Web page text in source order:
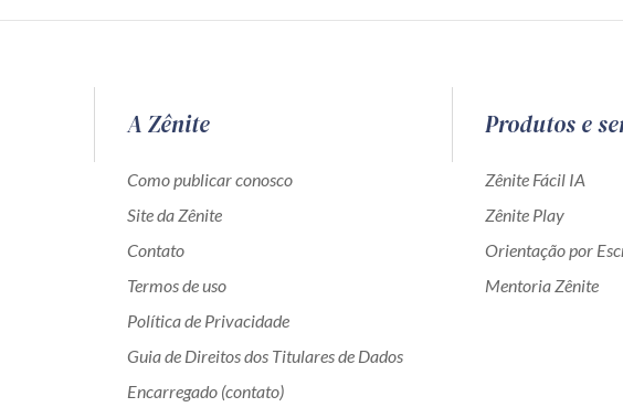
A Zênite
Como publicar conosco
Site da Zênite
Contato
Termos de uso
Política de Privacidade
Guia de Direitos dos Titulares de Dados
Encarregado (contato)
Produtos e
Zênite Fácil IA
Zênite Play
Orientação por
Mentoria Zênite